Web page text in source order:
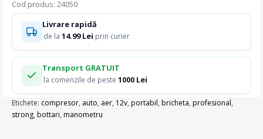
Cod produs: 24050
Livrare rapidă
de la 14.99 Lei prin curier
Transport GRATUIT
la comenzile de peste 1000 Lei
Etichete: compresor, auto, aer, 12v, portabil, bricheta, profesional,
strong, bottari, manometru